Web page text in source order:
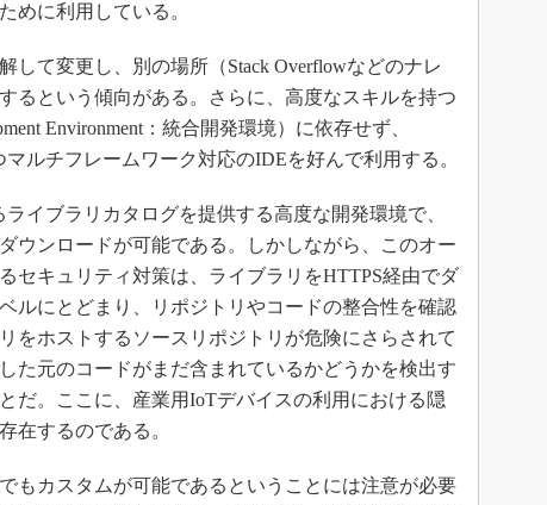
めに利用している。
て変更し、別の場所（Stack Overflowなどのナレ
るという傾向がある。さらに、高度なスキルを持つ
Environment：統合開発環境）に依存せず、
ルチフレームワーク対応のIDEを好んで利用する。
イブラリカタログを提供する高度な開発環境で、
ウンロードが可能である。しかしながら、このオー
セキュリティ対策は、ライブラリをHTTPS経由でダ
ルにとどまり、リポジトリやコードの整合性を確認
をホストするソースリポジトリが危険にさらされて
た元のコードがまだ含まれているかどうかを検出す
だ。ここに、産業用IoTデバイスの利用における隠
在するのである。
もカスタムが可能であるということには注意が必要